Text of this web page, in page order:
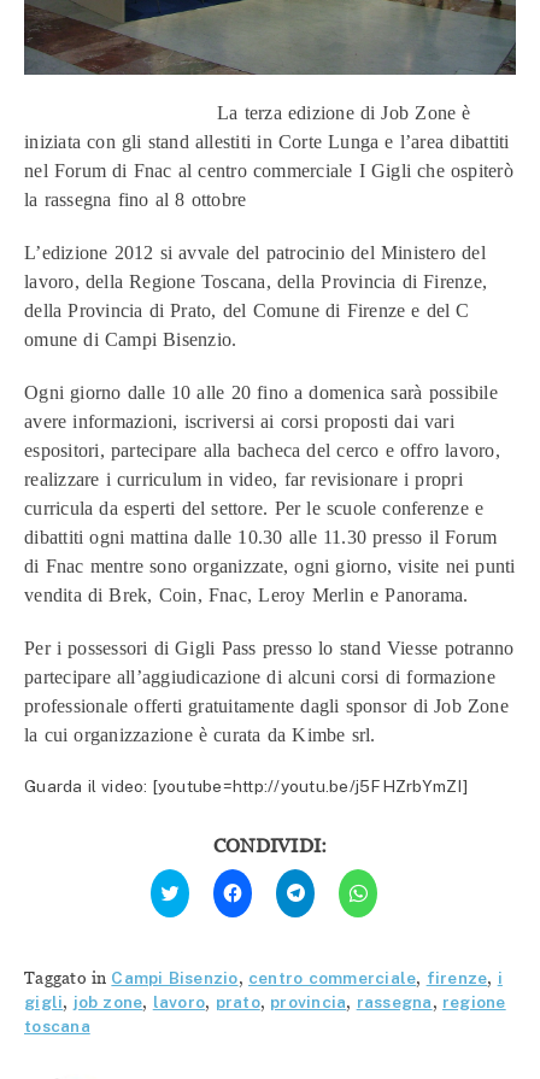
La terza edizione di Job Zone è
iniziata con gli stand allestiti in Corte Lunga e l’area dibattiti
nel Forum di Fnac al centro commerciale I Gigli che ospiterò
la rassegna fino al 8 ottobre
L’edizione 2012 si avvale del patrocinio del Ministero del
lavoro, della Regione Toscana, della Provincia di Firenze,
della Provincia di Prato, del Comune di Firenze e del C
omune di Campi Bisenzio.
Ogni giorno dalle 10 alle 20 fino a domenica sarà possibile
avere informazioni, iscriversi ai corsi proposti dai vari
espositori, partecipare alla bacheca del cerco e offro lavoro,
realizzare i curriculum in video, far revisionare i propri
curricula da esperti del settore. Per le scuole conferenze e
dibattiti ogni mattina dalle 10.30 alle 11.30 presso il Forum
di Fnac mentre sono organizzate, ogni giorno, visite nei punti
vendita di Brek, Coin, Fnac, Leroy Merlin e Panorama.
Per i possessori di Gigli Pass presso lo stand Viesse potranno
partecipare all’aggiudicazione di alcuni corsi di formazione
professionale offerti gratuitamente dagli sponsor di Job Zone
la cui organizzazione è curata da Kimbe srl.
Guarda il video: [youtube=http://youtu.be/j5FHZrbYmZI]
CONDIVIDI:
Fai
clic
qui
Twitter
(Si
apre
in
Fai
clic
per
condividere
(Si
apre
in
una
Fai
clic
per
condividere
(Si
apre
in
una
Fai
clic
per
(Si
apre
in
una
Taggato in Campi Bisenzio, centro commerciale, firenze, i
gigli, job zone, lavoro, prato, provincia, rassegna, regione
toscana